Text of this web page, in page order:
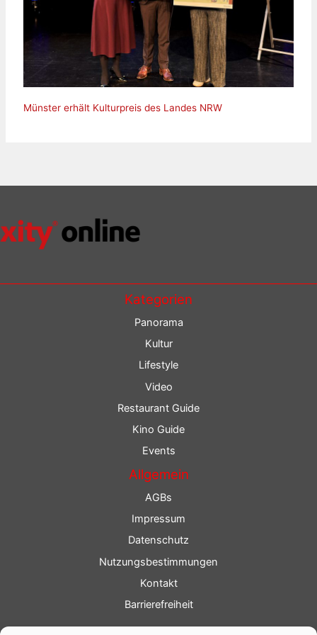
Münster erhält Kulturpreis des Landes NRW
Kategorien
Panorama
Kultur
Lifestyle
Video
Restaurant Guide
Kino Guide
Events
Allgemein
AGBs
Impressum
Datenschutz
Nutzungsbestimmungen
Kontakt
Barrierefreiheit